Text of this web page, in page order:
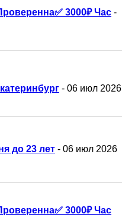
3000₽ Час -
- 06 июл 2026
до 23 лет - 06 июл 2026
3000₽ Час